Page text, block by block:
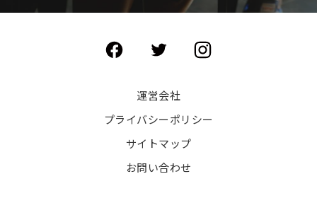
運営会社
プライバシーポリシー
サイトマップ
お問い合わせ